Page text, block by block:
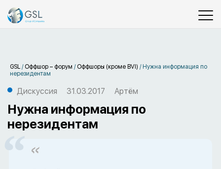
GSL / Оффшор – форум / Оффшоры (кроме BVI) / Нужна информация по
нерезидентам
Дискуссия 31.03.2017 Артём
Нужна информация по
нерезидентам